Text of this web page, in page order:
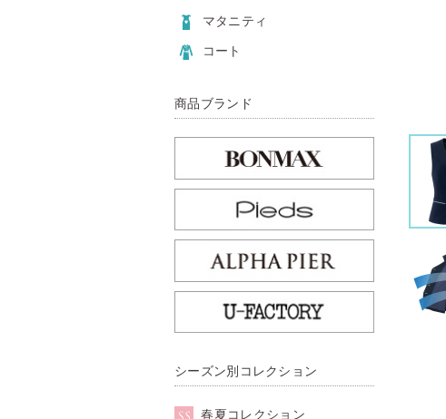
マタニティ
コート
商品ブランド
シーズン別コレクション
春夏コレクション